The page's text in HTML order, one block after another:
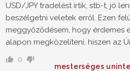
USD/JPY tradelést írtik, stb-t, jó
beszélgetni veletek erről. Ezen
meggyőződésem, hogy érdemes
alapon megközelíteni, hiszen az
0
mesterséges